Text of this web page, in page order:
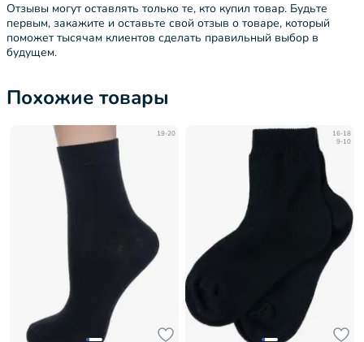
Отзывы могут оставлять только те, кто купил товар. Будьте
первым, закажите и оставьте свой отзыв о товаре, который
поможет тысячам клиентов сделать правильный выбор в
будущем.
Похожие товары
19-20
16-18
9-10